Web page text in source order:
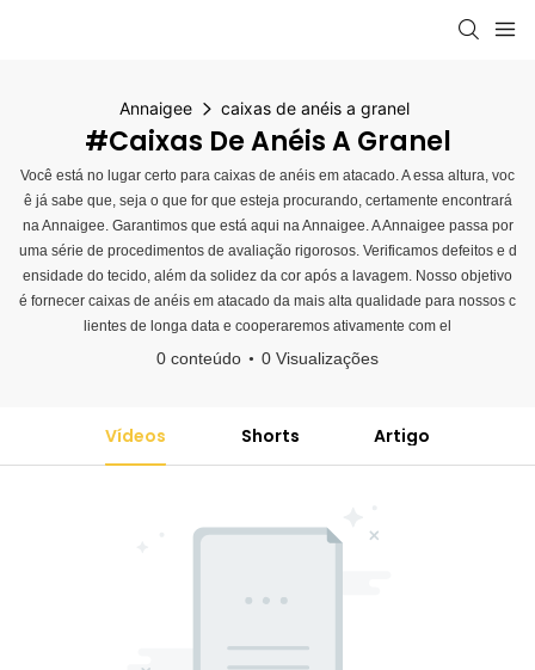
Annaigee caixas de anéis a granel
#caixas De Anéis A Granel
Você está no lugar certo para caixas de anéis em atacado. A essa altura, voc
ê já sabe que, seja o que for que esteja procurando, certamente encontrará
na Annaigee. Garantimos que está aqui na Annaigee. A Annaigee passa por
uma série de procedimentos de avaliação rigorosos. Verificamos defeitos e d
ensidade do tecido, além da solidez da cor após a lavagem. Nosso objetivo
é fornecer caixas de anéis em atacado da mais alta qualidade para nossos c
lientes de longa data e cooperaremos ativamente com el
0 conteúdo 0 Visualizações
Vídeos Shorts Artigo